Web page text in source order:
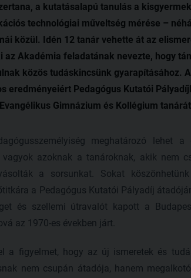
a kutatásalapú tanulás a
technológiai műveltség mérése –
közül. Idén 12 tanár vehette át az
Akadémia feladatának nevezte, hogy
közös tudáskincsünk gyarapításához.
eredményeiért Pedagógus Kutatói
Gimnázium és Kollégium
meghatározó lehet
azoknak a tanároknak, akik nem
a sorsunkat. Sokat
a Pedagógus Kutatói Pályadíj
és szellemi útravalót kapott a
az 1970-es években járt.
a figyelmet, hogy az új ismeretek és
nem csupán átadója, hanem